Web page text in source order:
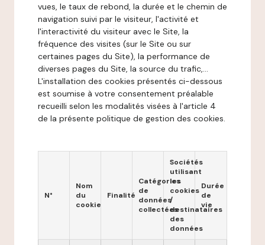
vues, le taux de rebond, la durée et le chemin de
navigation suivi par le visiteur, l'activité et
l'interactivité du visiteur avec le Site, la
fréquence des visites (sur le Site ou sur
certaines pages du Site), la performance de
diverses pages du Site, la source du trafic,...
L'installation des cookies présentés ci-dessous
est soumise à votre consentement préalable
recueilli selon les modalités visées à l'article 4
de la présente politique de gestion des cookies.
N°
Nom
du
cookie
Finalité
Catégories
de
données
collectées
Sociétés
utilisant
les
cookies
/
destinataires
des
données
Durée
de
vie